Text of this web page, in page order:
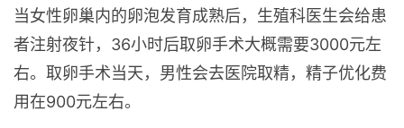
当女性卵巢内的卵泡发育成熟后，生殖科医生会给患
者注射夜针，36小时后取卵手术大概需要3000元左
右。取卵手术当天，男性会去医院取精，精子优化费
用在900元左右。